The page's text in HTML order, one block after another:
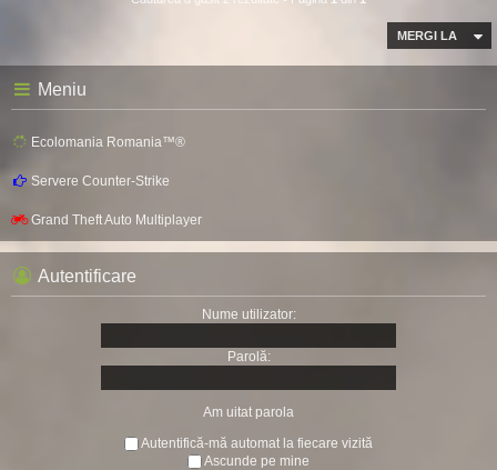
MERGI LA
Meniu
Ecolomania Romania™®
Servere Counter-Strike
Grand Theft Auto Multiplayer
Autentificare
Nume utilizator:
Parolă:
Am uitat parola
Autentifică-mă automat la fiecare vizită
Ascunde pe mine